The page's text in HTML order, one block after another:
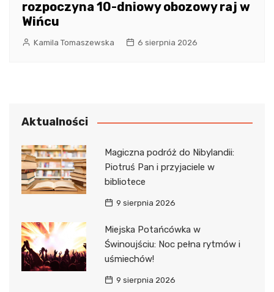
rozpoczyna 10-dniowy obozowy raj w
Wińcu
Kamila Tomaszewska 6 sierpnia 2026
Aktualności
Magiczna podróż do Nibylandii:
Piotruś Pan i przyjaciele w
bibliotece
9 sierpnia 2026
Miejska Potańcówka w
Świnoujściu: Noc pełna rytmów i
uśmiechów!
9 sierpnia 2026